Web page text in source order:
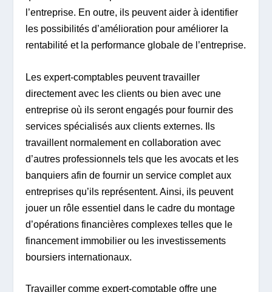
l’entreprise. En outre, ils peuvent aider à identifier
les possibilités d’amélioration pour améliorer la
rentabilité et la performance globale de l’entreprise.
Les expert-comptables peuvent travailler
directement avec les clients ou bien avec une
entreprise où ils seront engagés pour fournir des
services spécialisés aux clients externes. Ils
travaillent normalement en collaboration avec
d’autres professionnels tels que les avocats et les
banquiers afin de fournir un service complet aux
entreprises qu’ils représentent. Ainsi, ils peuvent
jouer un rôle essentiel dans le cadre du montage
d’opérations financières complexes telles que le
financement immobilier ou les investissements
boursiers internationaux.
Travailler comme expert-comptable offre une